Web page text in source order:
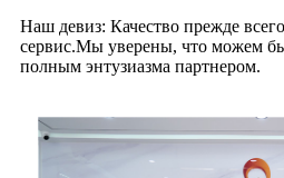
Наш девиз: Качество прежде
сервис.Мы уверены, что можем
полным энтузиазма партнером.